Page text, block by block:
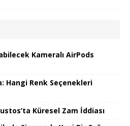
Kameralı AirPods
Hangi Renk Seçenekleri
Küresel Zam İddiası